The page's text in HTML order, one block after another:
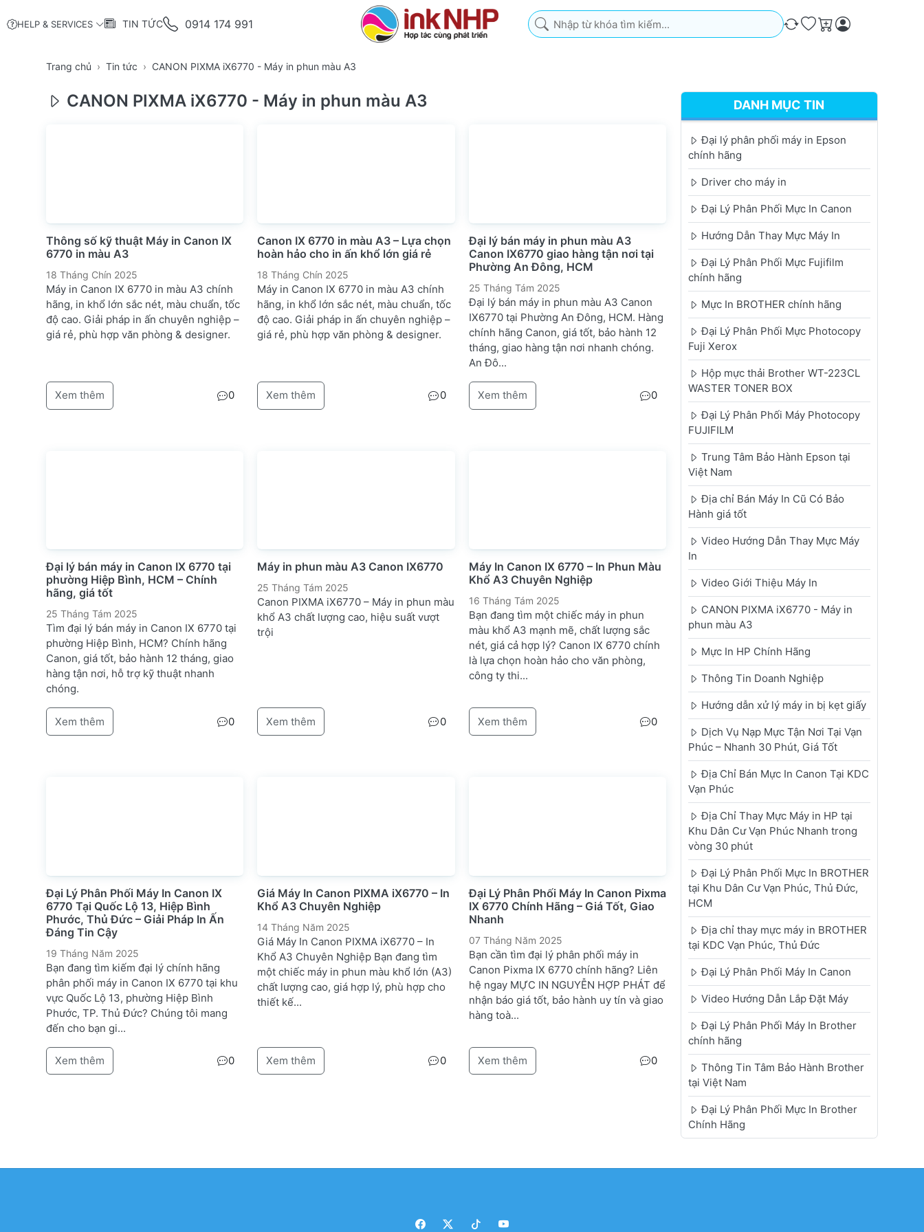
HELP & SERVICES TIN TỨC 0914 174 991
Nhập từ khóa tìm kiếm. Kết quả sẽ tự động xuất hiện khi bạn nhập. Nhấn phím
So sánh
Ưa thích
Giỏ hàng
Trang chủ Tin tức CANON PIXMA iX6770 - Máy in phun màu A3
CANON PIXMA iX6770 - Máy in phun màu A3
Thông số kỹ thuật Máy in Canon IX
6770 in màu A3
18 Tháng Chín 2025
Máy in Canon IX 6770 in màu A3 chính
hãng, in khổ lớn sắc nét, màu chuẩn, tốc
độ cao. Giải pháp in ấn chuyên nghiệp –
giá rẻ, phù hợp văn phòng & designer.
Xem thêm 0
Canon IX 6770 in màu A3 – Lựa chọn
hoàn hảo cho in ấn khổ lớn giá rẻ
18 Tháng Chín 2025
Máy in Canon IX 6770 in màu A3 chính
hãng, in khổ lớn sắc nét, màu chuẩn, tốc
độ cao. Giải pháp in ấn chuyên nghiệp –
giá rẻ, phù hợp văn phòng & designer.
Xem thêm 0
Đại lý bán máy in phun màu A3
Canon IX6770 giao hàng tận nơi tại
Phường An Đông, HCM
25 Tháng Tám 2025
Đại lý bán máy in phun màu A3 Canon
IX6770 tại Phường An Đông, HCM. Hàng
chính hãng Canon, giá tốt, bảo hành 12
tháng, giao hàng tận nơi nhanh chóng.
An Đô...
Xem thêm 0
Đại lý bán máy in Canon IX 6770 tại
phường Hiệp Bình, HCM – Chính
hãng, giá tốt
25 Tháng Tám 2025
Tìm đại lý bán máy in Canon IX 6770 tại
phường Hiệp Bình, HCM? Chính hãng
Canon, giá tốt, bảo hành 12 tháng, giao
hàng tận nơi, hỗ trợ kỹ thuật nhanh
chóng.
Xem thêm 0
Máy in phun màu A3 Canon IX6770
25 Tháng Tám 2025
Canon PIXMA iX6770 – Máy in phun màu
khổ A3 chất lượng cao, hiệu suất vượt
trội
Xem thêm 0
Máy In Canon IX 6770 – In Phun Màu
Khổ A3 Chuyên Nghiệp
16 Tháng Tám 2025
Bạn đang tìm một chiếc máy in phun
màu khổ A3 mạnh mẽ, chất lượng sắc
nét, giá cả hợp lý? Canon IX 6770 chính
là lựa chọn hoàn hảo cho văn phòng,
công ty thi...
Xem thêm 0
Đại Lý Phân Phối Máy In Canon IX
6770 Tại Quốc Lộ 13, Hiệp Bình
Phước, Thủ Đức – Giải Pháp In Ấn
Đáng Tin Cậy
19 Tháng Năm 2025
Bạn đang tìm kiếm đại lý chính hãng
phân phối máy in Canon IX 6770 tại khu
vực Quốc Lộ 13, phường Hiệp Bình
Phước, TP. Thủ Đức? Chúng tôi mang
đến cho bạn gi...
Xem thêm 0
Giá Máy In Canon PIXMA iX6770 – In
Khổ A3 Chuyên Nghiệp
14 Tháng Năm 2025
Giá Máy In Canon PIXMA iX6770 – In
Khổ A3 Chuyên Nghiệp Bạn đang tìm
một chiếc máy in phun màu khổ lớn (A3)
chất lượng cao, giá hợp lý, phù hợp cho
thiết kế...
Xem thêm 0
Đại Lý Phân Phối Máy In Canon Pixma
IX 6770 Chính Hãng – Giá Tốt, Giao
Nhanh
07 Tháng Năm 2025
Bạn cần tìm đại lý phân phối máy in
Canon Pixma IX 6770 chính hãng? Liên
hệ ngay MỰC IN NGUYỄN HỢP PHÁT để
nhận báo giá tốt, bảo hành uy tín và giao
hàng toà...
Xem thêm 0
DANH MỤC TIN
Đại lý phân phối máy in Epson
chính hãng
Driver cho máy in
Đại Lý Phân Phối Mực In Canon
Hướng Dẫn Thay Mực Máy In
Đại Lý Phân Phối Mực Fujifilm
chính hãng
Mực In BROTHER chính hãng
Đại Lý Phân Phối Mực Photocopy
Fuji Xerox
Hộp mực thải Brother WT-223CL
WASTER TONER BOX
Đại Lý Phân Phối Máy Photocopy
FUJIFILM
Trung Tâm Bảo Hành Epson tại
Việt Nam
Địa chỉ Bán Máy In Cũ Có Bảo
Hành giá tốt
Video Hướng Dẫn Thay Mực Máy
In
Video Giới Thiệu Máy In
CANON PIXMA iX6770 - Máy in
phun màu A3
Mực In HP Chính Hãng
Thông Tin Doanh Nghiệp
Hướng dẫn xử lý máy in bị kẹt giấy
Dịch Vụ Nạp Mực Tận Nơi Tại Vạn
Phúc – Nhanh 30 Phút, Giá Tốt
Địa Chỉ Bán Mực In Canon Tại KDC
Vạn Phúc
Địa Chỉ Thay Mực Máy in HP tại
Khu Dân Cư Vạn Phúc Nhanh trong
vòng 30 phút
Đại Lý Phân Phối Mực In BROTHER
tại Khu Dân Cư Vạn Phúc, Thủ Đức,
HCM
Địa chỉ thay mực máy in BROTHER
tại KDC Vạn Phúc, Thủ Đức
Đại Lý Phân Phối Máy In Canon
Video Hướng Dẫn Lắp Đặt Máy
Đại Lý Phân Phối Máy In Brother
chính hãng
Thông Tin Tâm Bảo Hành Brother
tại Việt Nam
Đại Lý Phân Phối Mực In Brother
Chính Hãng